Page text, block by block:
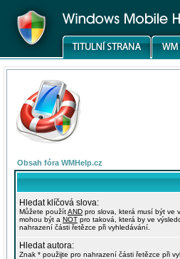
Obsah fóra WMHelp.cz
Hledat klíčová slova:
Můžete použítAND pro slova, která musí být ve
mohou být a NOT pro taková, která by ve
nahrazení části řetězce při vyhledávání.
Hledat autora:
Znak * použijte pro nahrazení části řetězce při